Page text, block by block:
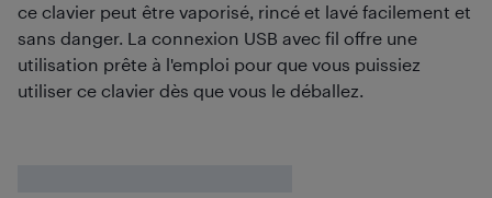
ce clavier peut être vaporisé, rincé et lavé facilement et
sans danger. La connexion USB avec fil offre une
utilisation prête à l'emploi pour que vous puissiez
utiliser ce clavier dès que vous le déballez.